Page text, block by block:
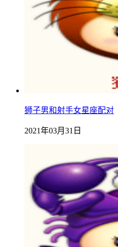
狮子男和射手女星座配对
2021年03月31日